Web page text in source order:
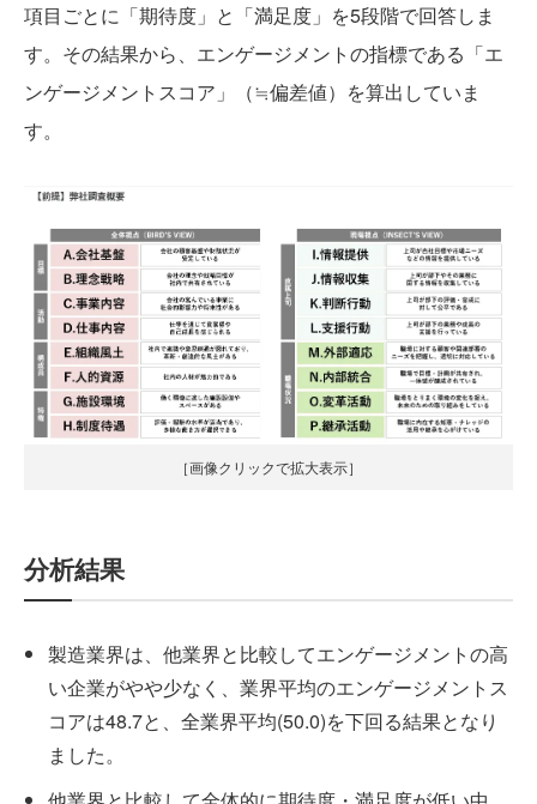
項目ごとに「期待度」と「満足度」を5段階で回答しま
す。その結果から、エンゲージメントの指標である「エ
ンゲージメントスコア」（≒偏差値）を算出していま
す。
［画像クリックで拡大表示］
分析結果
製造業界は、他業界と比較してエンゲージメントの高
い企業がやや少なく、業界平均のエンゲージメントス
コアは48.7と、全業界平均(50.0)を下回る結果となり
ました。